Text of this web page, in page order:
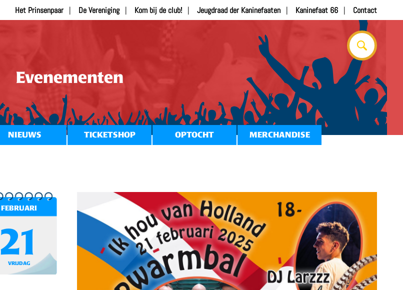
Evenementen
Het Prinsenpaar De Vereniging Kom bij de club! Jeugdraad der Kaninefaaten Kaninefaat 66 Contact
NIEUWS TICKETSHOP OPTOCHT MERCHANDISE
FEBRUARI
21
VRIJDAG